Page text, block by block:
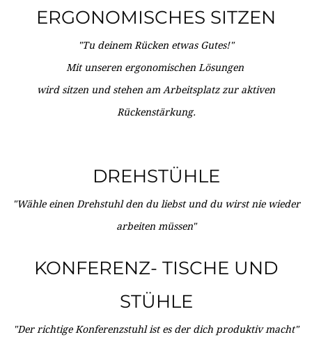
ERGONOMISCHES SITZEN
"Tu deinem Rücken etwas Gutes!"
Mit unseren ergonomischen Lösungen
wird sitzen und stehen am Arbeitsplatz zur aktiven
Rückenstärkung.
DREHSTÜHLE
"Wähle einen Drehstuhl den du liebst und du wirst nie wieder
arbeiten müssen"
KONFERENZ- TISCHE UND
STÜHLE
"Der richtige Konferenzstuhl ist es der dich produktiv macht"